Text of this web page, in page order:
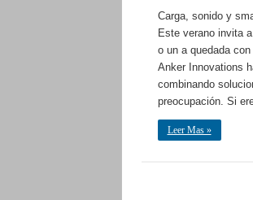
Carga, sonido y
Este verano invita
o un a quedada
Anker Innovations
combinando
preocupación. Si
Leer Mas »